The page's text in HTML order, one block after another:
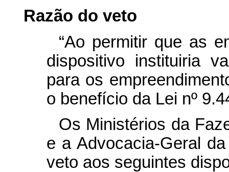
Razão do veto
“Ao permitir que as
dispositivo instituiria
para os
o benefício da Lei nº
Os Ministérios da
e a Advocacia-Geral
veto aos seguintes